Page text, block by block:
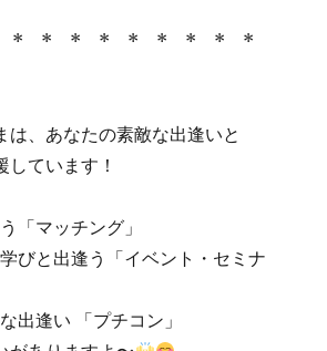
* * * * * * * * *
は、あなたの素敵な出逢いと
ています！
「マッチング」
びと出逢う「イベント・セミナ
出逢い 「プチコン」